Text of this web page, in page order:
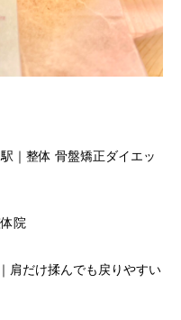
｜整体 骨盤矯正ダイエッ
院
肩だけ揉んでも戻りやすい